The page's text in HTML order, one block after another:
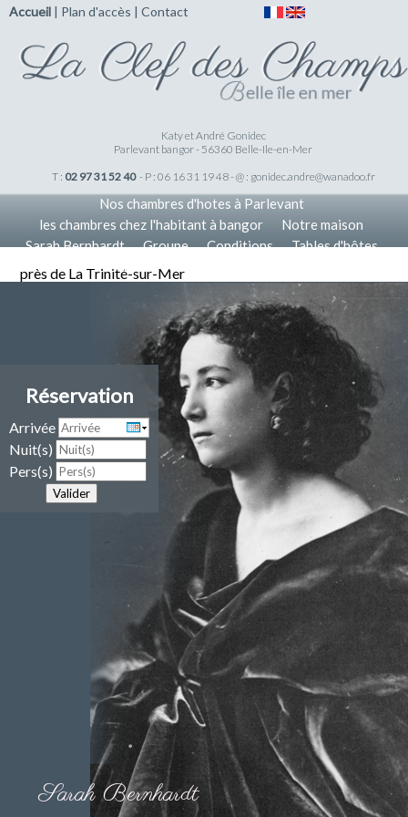
Réservation
Arrivée
Nuit(s)
Pers(s)
Valider
Accueil | Plan d'accès | Contact
Katy et André Gonidec
Parlevant bangor - 56360 Belle-Ile-en-Mer
T : 02 97 31 52 40- P : 06 16 31 19 48 - @ : gonidec.andre@wanadoo.fr
Nos chambres d'hotes à Parlevant
les chambres chez l'habitant à bangor
Notre maison
Sarah Bernhardt
Groupe Conditions
Tables d'hôtes
Tarifs
Nos Offres
près de La Trinité-sur-Mer
Sarah Bernhardt